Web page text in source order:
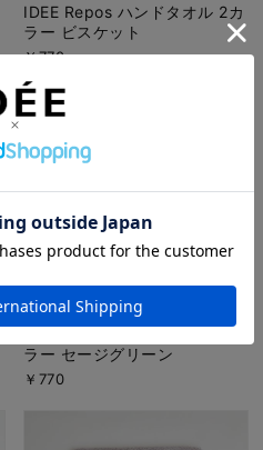
IDEE Repos ハンドタオル 2カ
ラー ビスケット
￥770
ラー セージグリーン
￥770